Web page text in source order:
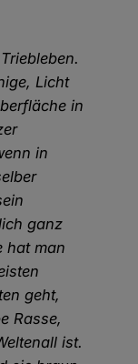
Licht
in
in
ganz
hat man
geht,
Rasse,
ist.